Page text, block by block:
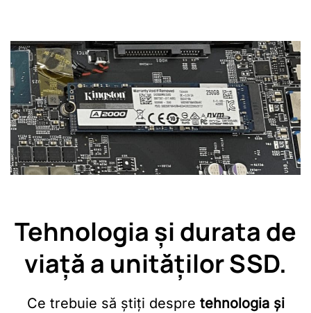
Tehnologia și durata de
viață a unităților SSD.
Ce trebuie să știți despre tehnologia și